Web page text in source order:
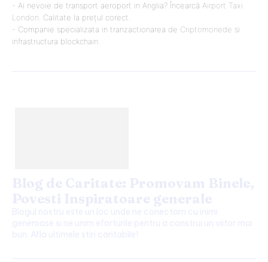
- Ai nevoie de transport aeroport in Anglia? Încearcă Airport Taxi
London . Calitate la prețul corect.
- Companie specializata in tranzactionarea de Criptomonede si
infrastructura blockchain.